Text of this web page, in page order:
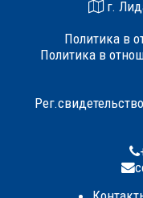
г.
Политика в
Политика в